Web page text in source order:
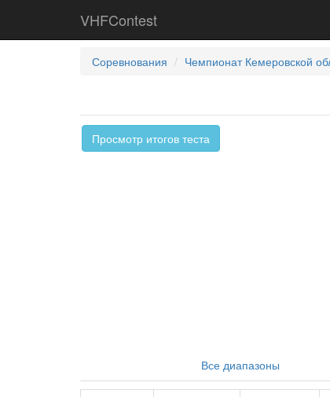
VHFContest
Соревнования Чемпионат Кемеровской
Просмотр итогов теста
Все диапазоны